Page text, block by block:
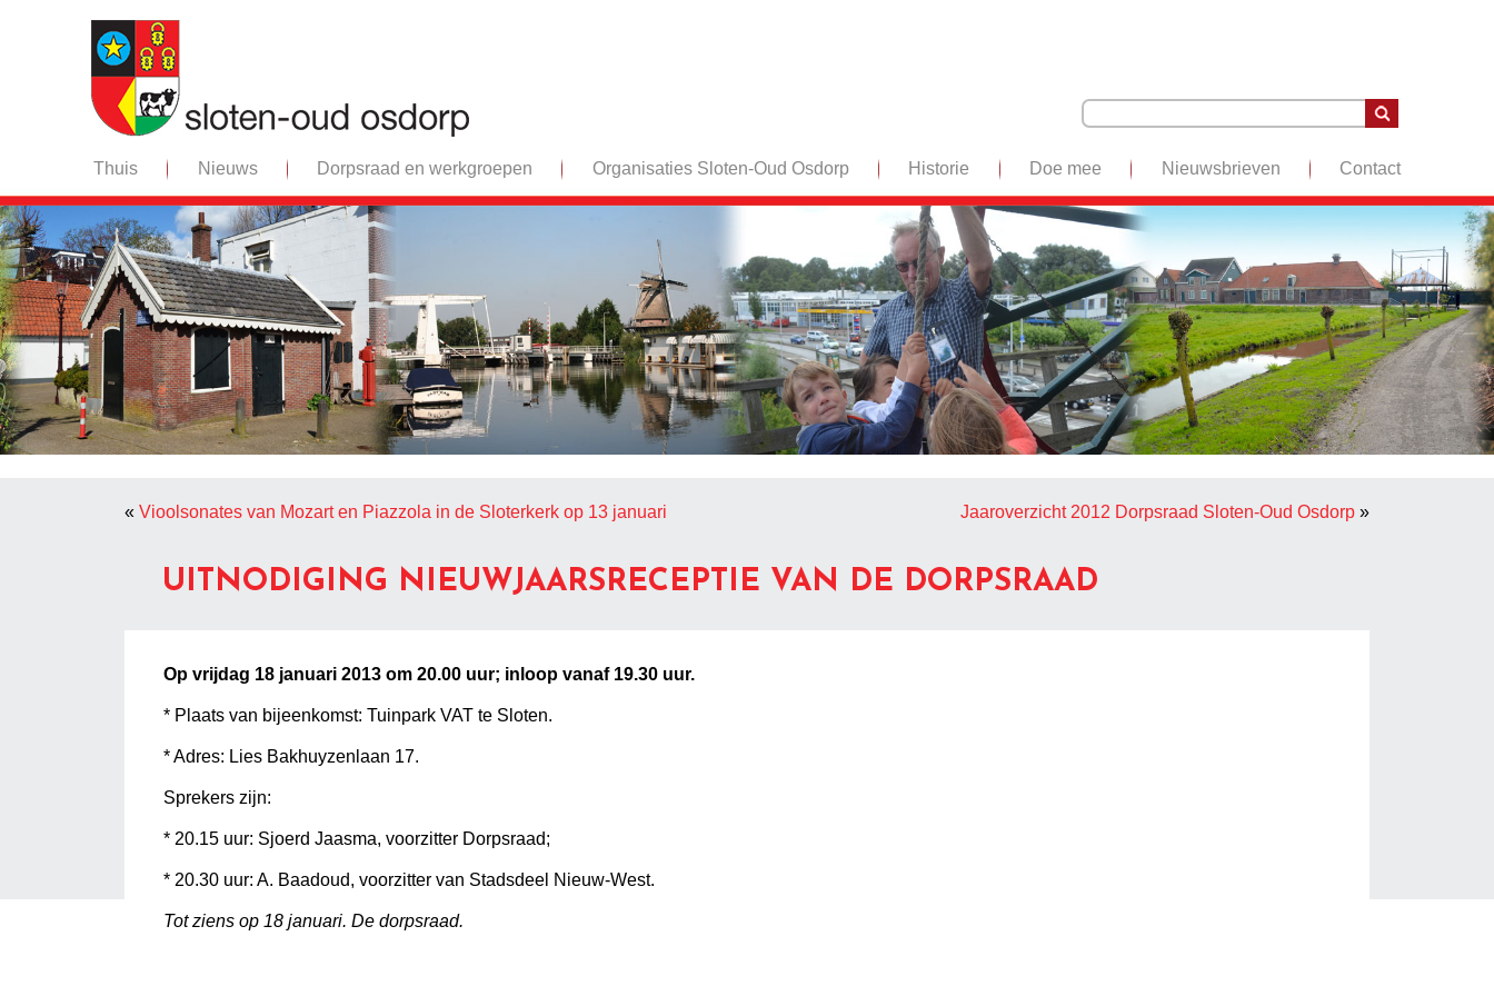
Thuis Nieuws Dorpsraad en werkgroepen Organisaties Sloten-Oud Osdorp Historie Doe mee Nieuwsbrieven Contact
« Vioolsonates van Mozart en Piazzola in de Sloterkerk op 13 januari Jaaroverzicht 2012 Dorpsraad Sloten-Oud Osdorp »
UITNODIGING NIEUWJAARSRECEPTIE VAN DE DORPSRAAD
Op vrijdag 18 januari 2013 om 20.00 uur; inloop vanaf 19.30 uur.
* Plaats van bijeenkomst: Tuinpark VAT te Sloten.
* Adres: Lies Bakhuyzenlaan 17.
Sprekers zijn:
* 20.15 uur: Sjoerd Jaasma, voorzitter Dorpsraad;
* 20.30 uur: A. Baadoud, voorzitter van Stadsdeel Nieuw-West.
Tot ziens op 18 januari. De dorpsraad.